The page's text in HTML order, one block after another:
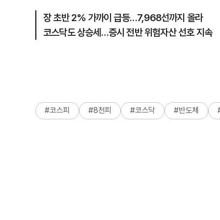
장 초반 2% 가까이 급등…7,968선까지 올라
코스닥도 상승세…증시 전반 위험자산 선호 지속
#코스피 #8천피 #코스닥 #반도체